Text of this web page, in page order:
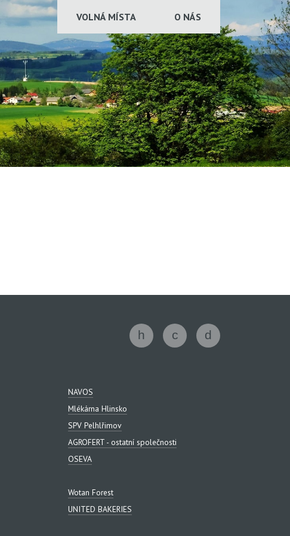
VOLNÁ MÍSTA O NÁS
NAVOS
Mlékárna Hlinsko
SPV Pelhlřimov
AGROFERT - ostatní společnosti
OSEVA
Wotan Forest
UNITED BAKERIES